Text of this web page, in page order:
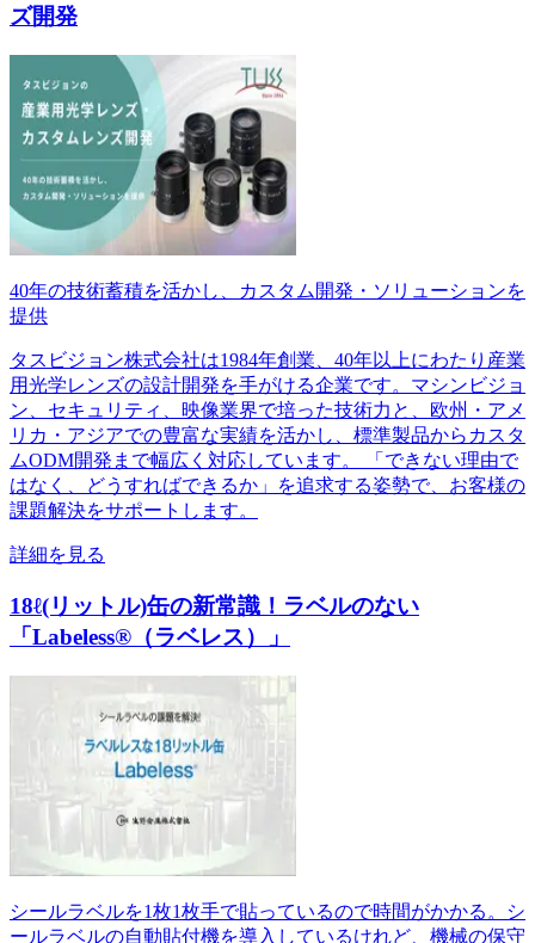
ズ開発
40年の技術蓄積を活かし、カスタム開発・ソリューションを
提供
タスビジョン株式会社は1984年創業、40年以上にわたり産業
用光学レンズの設計開発を手がける企業です。マシンビジョ
ン、セキュリティ、映像業界で培った技術力と、欧州・アメ
リカ・アジアでの豊富な実績を活かし、標準製品からカスタ
ムODM開発まで幅広く対応しています。 「できない理由で
はなく、どうすればできるか」を追求する姿勢で、お客様の
課題解決をサポートします。
詳細を見る
18ℓ(リットル)缶の新常識！ラベルのない
「Labeless®（ラベレス）」
シールラベルを1枚1枚手で貼っているので時間がかかる。シ
ールラベルの自動貼付機を導入しているけれど、機械の保守